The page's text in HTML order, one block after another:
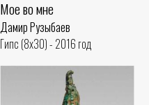
Мое во мне
Дамир Рузыбаев
Гипс (8x30) - 2016 год